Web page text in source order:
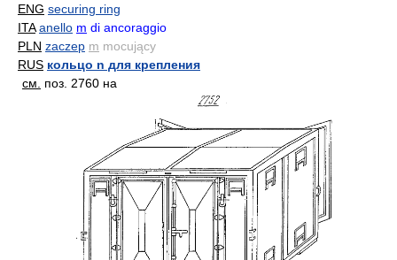
ENG securing ring
ITA anello m di ancoraggio
PLN zaczep m mocujący
RUS кольцо n для крепления
см.
поз. 2760 на